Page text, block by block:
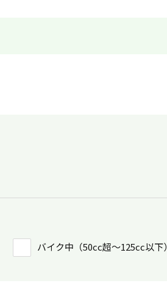
バイク中（50cc超〜125cc以下）